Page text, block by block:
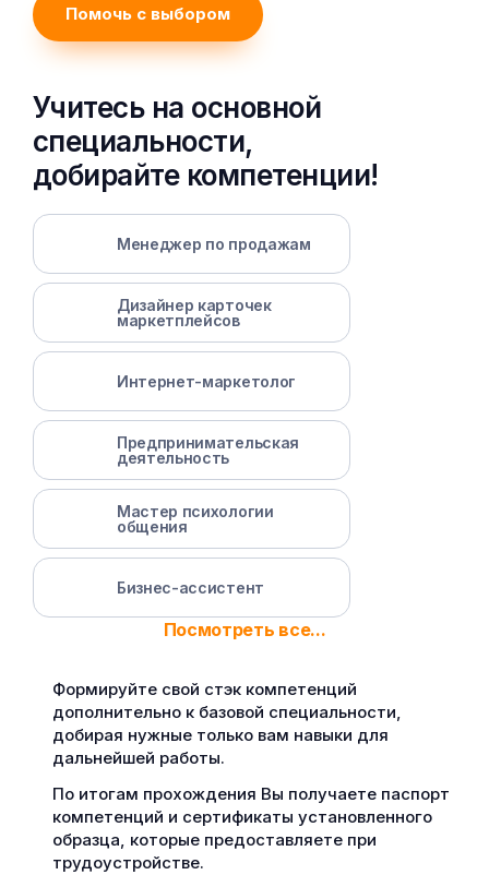
Помочь с выбором
Учитесь на основной
специальности,
добирайте компетенции!
Менеджер по продажам
Дизайнер карточек
маркетплейсов
Интернет-маркетолог
Предпринимательская
деятельность
Мастер психологии
общения
Бизнес-ассистент
Посмотреть все...
Формируйте свой стэк компетенций
дополнительно к базовой специальности,
добирая нужные только вам навыки для
дальнейшей работы.
По итогам прохождения Вы получаете паспорт
компетенций и сертификаты установленного
образца, которые предоставляете при
трудоустройстве.